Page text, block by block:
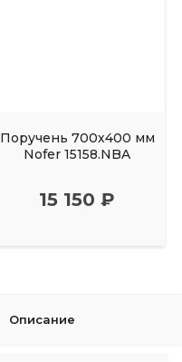
Поручень 700х400 мм
Nofer 15158.NBA
15 150 ₽
Описание